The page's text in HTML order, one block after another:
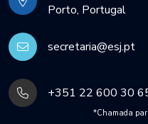
Porto, Portugal
secretaria@esj.pt
+351 22 600 30
*Chamada